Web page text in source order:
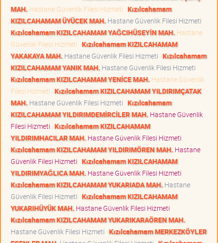
MAH. Hastane Güvenlik Filesi Hizmeti Kızılcahamam
KIZILCAHAMAM ÜYÜCEK MAH. Hastane Güvenlik Filesi Hizmeti
Kızılcahamam KIZILCAHAMAM YAĞCIHÜSEYİN MAH. Hastane
Güvenlik Filesi Hizmeti Kızılcahamam KIZILCAHAMAM
YAKAKAYA MAH. Hastane Güvenlik Filesi Hizmeti Kızılcahamam
KIZILCAHAMAM YANIK MAH. Hastane Güvenlik Filesi Hizmeti
Kızılcahamam KIZILCAHAMAM YENİCE MAH. Hastane Güvenlik
Filesi Hizmeti Kızılcahamam KIZILCAHAMAM YILDIRIMÇATAK
MAH. Hastane Güvenlik Filesi Hizmeti Kızılcahamam
KIZILCAHAMAM YILDIRIMDEMİRCİLER MAH. Hastane Güvenlik
Filesi Hizmeti Kızılcahamam KIZILCAHAMAM
YILDIRIMHACILAR MAH. Hastane Güvenlik Filesi Hizmeti
Kızılcahamam KIZILCAHAMAM YILDIRIMÖREN MAH. Hastane
Güvenlik Filesi Hizmeti Kızılcahamam KIZILCAHAMAM
YILDIRIMYAĞLICA MAH. Hastane Güvenlik Filesi Hizmeti
Kızılcahamam KIZILCAHAMAM YUKARIADA MAH. Hastane
Güvenlik Filesi Hizmeti Kızılcahamam KIZILCAHAMAM
YUKARIHÜYÜK MAH. Hastane Güvenlik Filesi Hizmeti
Kızılcahamam KIZILCAHAMAM YUKARIKARAÖREN MAH.
Hastane Güvenlik Filesi Hizmeti Kızılcahamam MERKEZKÖYLER